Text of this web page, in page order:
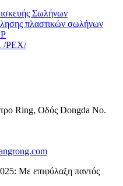
Σωλήνων
πλαστικών σωλήνων
/PEX/
Ring, Οδός Dongda Νο.
Με επιφύλαξη παντός